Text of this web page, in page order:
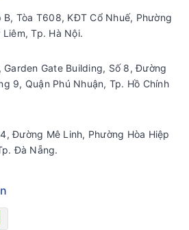
B, Tòa T608, KĐT Cổ Nhuế, Phường
Liêm, Tp. Hà Nội.
Gate Building, Số 8, Đường
9, Quận Phú Nhuận, Tp. Hồ Chính
Đường Mê Linh, Phường Hòa Hiệp
Đà Nẵng.